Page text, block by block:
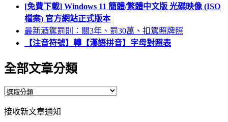
[免費下載] Windows 11 簡體/繁體中文版 光碟映像 (ISO
檔案) 官方網站正式版本
最新酒駕罰則：關3年、罰30萬、扣駕照牌照
【注音符號】轉【漢語拼音】字母對照表
全部文章分類
全
文
接收新文章通知